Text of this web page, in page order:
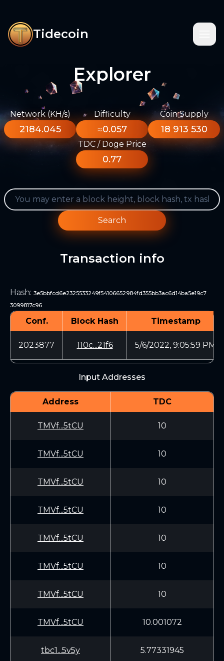
Tidecoin
Explorer
Network (KH/s)
2184.045
Difficulty
≈0.057
Coin Supply
18 913 530
TDC / Doge Price
0.77
Search
Transaction info
Hash: 3e5bbfcd6e2325533249f54106652984fd355bb3ac6d14ba5e19c7
3099817c96
Conf. Block Hash Timestamp
2023877 110c...21f6 5/6/2022, 9:05:59 PM
Input Addresses
Address TDC
TMVf...5tCU 10
TMVf...5tCU 10
TMVf...5tCU 10
TMVf...5tCU 10
TMVf...5tCU 10
TMVf...5tCU 10
TMVf...5tCU 10
TMVf...5tCU 10.001072
tbc1...5v5y 5.77331945